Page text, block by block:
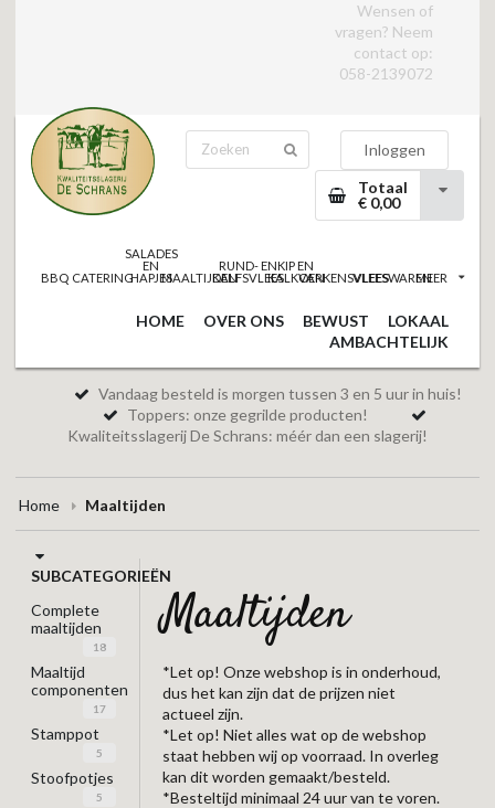
Wensen of
vragen? Neem
contact op:
058-2139072
Inloggen
Totaal
€ 0,00
BBQ CATERING
SALADES
EN
HAPJESMAALTIJDEN
RUND- EN
KALFSVLEES
KIP EN
KALKOENVARKENSVLEESVLEESWARENMEER
HOME OVER ONS BEWUST
LOKAAL
AMBACHTELIJK
Vandaag besteld is morgen tussen 3 en 5 uur in huis!
Toppers: onze gegrilde producten!
Kwaliteitsslagerij De Schrans: méér dan een slagerij!
Home Maaltijden
SUBCATEGORIEËN
Complete
maaltijden
18
Maaltijd
componenten
17
Stamppot
5
Stoofpotjes
5
maaltijden
*Let op! Onze webshop is in onderhoud,
dus het kan zijn dat de prijzen niet
actueel zijn.
*Let op! Niet alles wat op de webshop
staat hebben wij op voorraad. In overleg
kan dit worden gemaakt/besteld.
*Besteltijd minimaal 24 uur van te voren.